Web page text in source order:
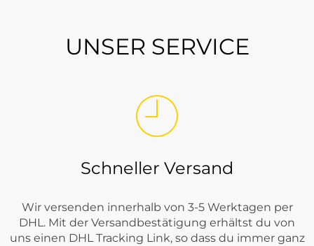
UNSER SERVICE
Schneller Versand
Wir versenden innerhalb von 3-5 Werktagen per
DHL. Mit der Versandbestätigung erhältst du von
uns einen DHL Tracking Link, so dass du immer ganz